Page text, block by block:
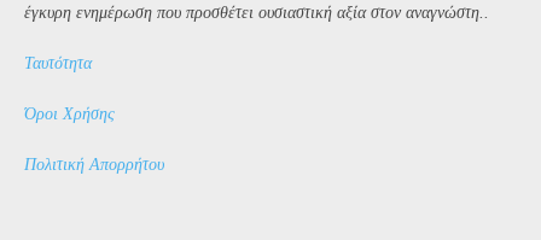
έγκυρη ενημέρωση που προσθέτει ουσιαστική αξία στον αναγνώστη..
Ταυτότητα
Όροι Χρήσης
Πολιτική Απορρήτου